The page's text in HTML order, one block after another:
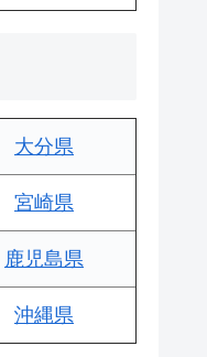
大分県
宮崎県
鹿児島県
沖縄県